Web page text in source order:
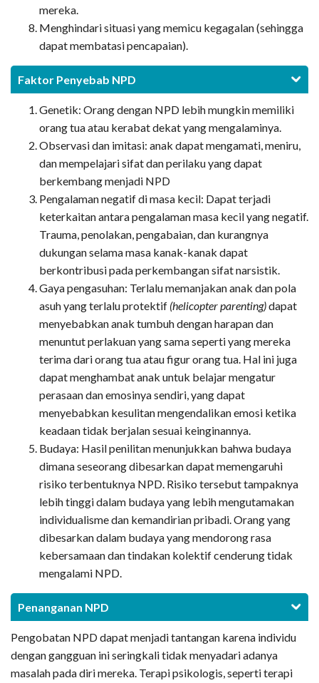
mereka.
Menghindari situasi yang memicu kegagalan (sehingga
dapat membatasi pencapaian).
Faktor Penyebab NPD
Genetik: Orang dengan NPD lebih mungkin memiliki
orang tua atau kerabat dekat yang mengalaminya.
Observasi dan imitasi: anak dapat mengamati, meniru,
dan mempelajari sifat dan perilaku yang dapat
berkembang menjadi NPD
Pengalaman negatif di masa kecil: Dapat terjadi
keterkaitan antara pengalaman masa kecil yang negatif.
Trauma, penolakan, pengabaian, dan kurangnya
dukungan selama masa kanak-kanak dapat
berkontribusi pada perkembangan sifat narsistik.
Gaya pengasuhan: Terlalu memanjakan anak dan pola
asuh yang terlalu protektif (helicopter parenting)dapat
menyebabkan anak tumbuh dengan harapan dan
menuntut perlakuan yang sama seperti yang mereka
terima dari orang tua atau figur orang tua. Hal ini juga
dapat menghambat anak untuk belajar mengatur
perasaan dan emosinya sendiri, yang dapat
menyebabkan kesulitan mengendalikan emosi ketika
keadaan tidak berjalan sesuai keinginannya.
Budaya: Hasil penilitan menunjukkan bahwa budaya
dimana seseorang dibesarkan dapat memengaruhi
risiko terbentuknya NPD. Risiko tersebut tampaknya
lebih tinggi dalam budaya yang lebih mengutamakan
individualisme dan kemandirian pribadi. Orang yang
dibesarkan dalam budaya yang mendorong rasa
kebersamaan dan tindakan kolektif cenderung tidak
mengalami NPD.
Penanganan NPD
Pengobatan NPD dapat menjadi tantangan karena individu
dengan gangguan ini seringkali tidak menyadari adanya
masalah pada diri mereka. Terapi psikologis, seperti terapi